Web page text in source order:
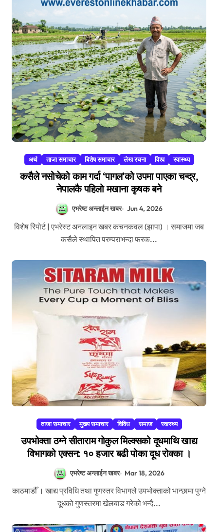
अर्थ ताजा समाचार बिशेष समाचार लेख रचना विश्व स्वास्थ्य
कसैले नसोचेको काम गर्दा ‘पागल’को उपमा पाएका चन्द्र,
नेपालकै पहिलो मखाना कृषक बने
एभरेष्ट अन्लाईन खबर Jun 4, 2026
विशेष रिपोर्ट | एभरेस्ट अनलाइन खबर कचनकवल (झापा) । समाजमा जब
कसैले स्थापित परम्पराभन्दा फरक...
ताजा समाचार मुख्य समाचार विविध समाज स्वास्थ्य
उपभोक्ता ठग्ने सीताराम गोकुल मिल्क्सको दूधमाथि खाद्य
विभागको एक्सन: १० हजार बढी पोका दूध रोक्का ।
एभरेष्ट अन्लाईन खबर Mar 18, 2026
काठमाडौँ । खाद्य प्रविधि तथा गुणस्तर विभागले उपभोक्ताको भान्छामा पुग्ने
दूधको गुणस्तरमा खेलबाड गरेको भन्दै...